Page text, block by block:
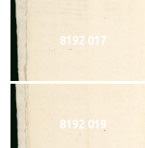
8192 017
8192 019